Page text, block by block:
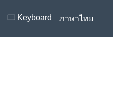
⌨️ Keyboard ภาษาไทย